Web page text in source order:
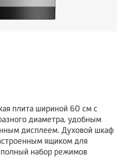
плита шириной 60 см с
диаметра, удобным
дисплеем. Духовой шкаф
ящиком для
набор режимов